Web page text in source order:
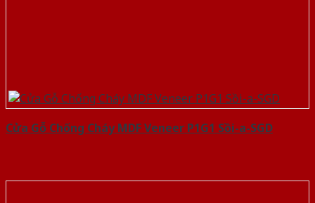
Cửa Gỗ Chống Cháy MDF Veneer P1G1 Sồi-a-SGD